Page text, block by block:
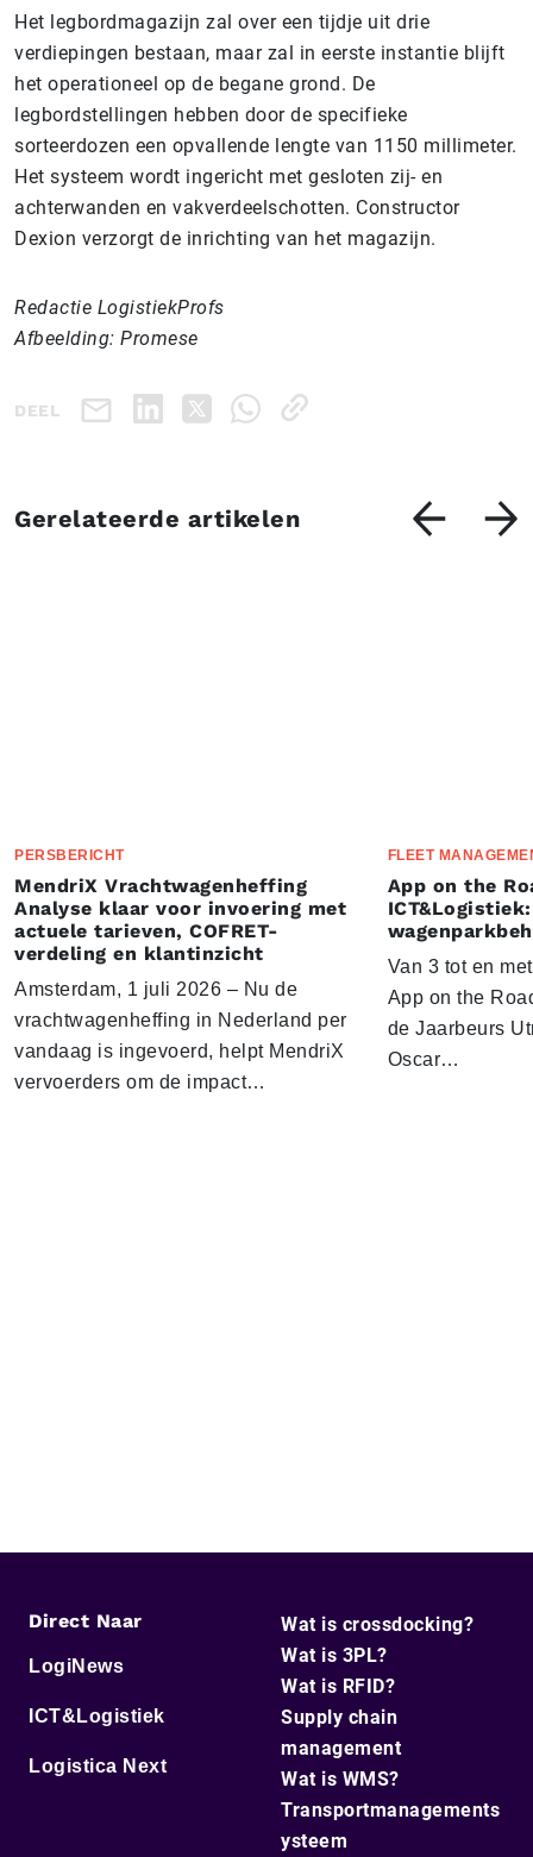
Het legbordmagazijn zal over een tijdje uit drie
verdiepingen bestaan, maar zal in eerste instantie blijft
het operationeel op de begane grond. De
legbordstellingen hebben door de specifieke
sorteerdozen een opvallende lengte van 1150 millimeter.
Het systeem wordt ingericht met gesloten zij- en
achterwanden en vakverdeelschotten. Constructor
Dexion verzorgt de inrichting van het magazijn.
Redactie LogistiekProfs
Afbeelding: Promese
DEEL
Gerelateerde artikelen
PERSBERICHT
MendriX Vrachtwagenheffing
Analyse klaar voor invoering met
actuele tarieven, COFRET-
verdeling en klantinzicht
Amsterdam, 1 juli 2026 – Nu de
vrachtwagenheffing in Nederland per
vandaag is ingevoerd, helpt MendriX
vervoerders om de impact…
FLEET
App on the
Van 3 tot en
App on the
de Jaarbeurs
Oscar…
Direct Naar
LogiNews
ICT&Logistiek
Logistica Next
Wat is crossdocking?
Wat is 3PL?
Wat is RFID?
Supply chain
management
Wat is WMS?
Transportmanagements
ysteem